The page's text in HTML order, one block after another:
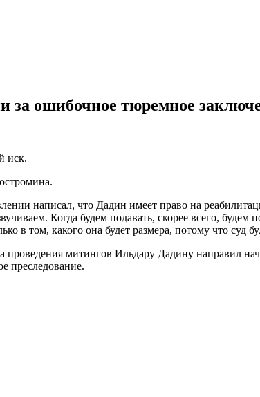
за ошибочное тюремное
иск.
написал, что Дадин имеет право на
Когда будем подавать, скорее всего, будем
в том, какого она будет размера, потому что суд
митингов Ильдару Дадину направил
преследование.